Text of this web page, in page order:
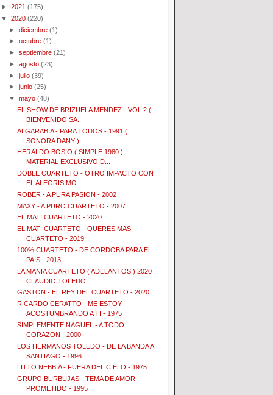
► 2021 (175)
▼ 2020 (220)
►diciembre (1)
►octubre (1)
►septiembre (21)
►agosto (23)
►julio (39)
►junio (25)
▼mayo (48)
EL SHOW DE BRIZUELA MENDEZ - VOL 2 (
BIENVENIDO SA...
ALGARABIA - PARA TODOS - 1991 (
SONORA DANY )
HERALDO BOSIO ( SIMPLE 1980 )
MATERIAL EXCLUSIVO D...
DOBLE CUARTETO - OTRO IMPACTO CON
EL ALEGRISIMO - ...
ROBER - A PURA PASION - 2002
MAXY - A PURO CUARTETO - 2007
EL MATI CUARTETO - 2020
EL MATI CUARTETO - QUERES MAS
CUARTETO - 2019
100% CUARTETO - DE CORDOBA PARA EL
PAIS - 2013
LA MANIA CUARTETO ( ADELANTOS ) 2020
CLAUDIO TOLEDO
GASTON - EL REY DEL CUARTETO - 2020
RICARDO CERATTO - ME ESTOY
ACOSTUMBRANDO A TI - 1975
SIMPLEMENTE NAGUEL - A TODO
CORAZON - 2000
LOS HERMANOS TOLEDO - DE LA BANDA A
SANTIAGO - 1996
LITTO NEBBIA - FUERA DEL CIELO - 1975
GRUPO BURBUJAS - TEMA DE AMOR
PROMETIDO - 1995